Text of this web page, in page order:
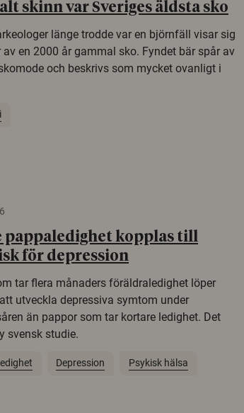
skinn var Sveriges äldsta sko
länge trodde var en björnfäll visar sig
av en 2000 år gammal sko. Fyndet bär spår av
och beskrivs som mycket ovanligt i
pappaledighet kopplas till
för depression
tar flera månaders föräldraledighet löper
utveckla depressiva symtom under
än pappor som tar kortare ledighet. Det
svensk studie.
Depression Psykisk hälsa